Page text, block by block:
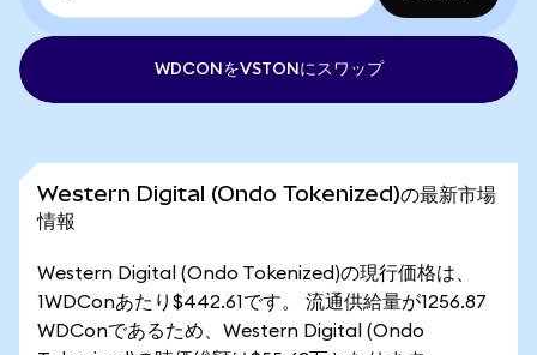
WDCONをVSTONにスワップ
Western Digital (Ondo Tokenized)の最新市場
情報
Western Digital (Ondo Tokenized)の現行価格は、
1WDConあたり$442.61です。 流通供給量が1256.87
WDConであるため、Western Digital (Ondo